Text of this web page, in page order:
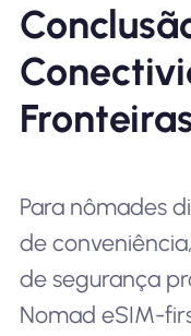
Para nômades
de
de segurança
Nomad eSIM-